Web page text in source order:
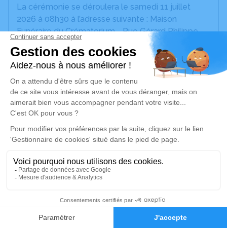
Faire-part Hommages
La cérémonie se déroulera le samedi 11 juillet
2026 à 08h30 à l’adresse suivante : Maison
Funéraire du Crématorium - Rue Gérard Philippe -
12700 Capdenac-Gare.
Nous vous invitons à utiliser cet espace pour
laisser vos condoléances, partager des photos
souvenirs, une anecdote ou exprimer vos pensées
à travers des poèmes ou des textes. Cet endroit
est un lieu d'expression dédié à honorer la
mémoire de Jeannine PARZY.
disponible ici
Cérémonie civile